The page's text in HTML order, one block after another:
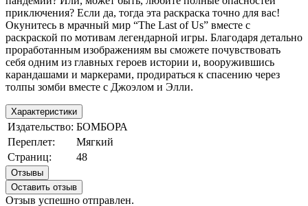
приключения? Если да, тогда эта раскраска точно для вас!
Окунитесь в мрачный мир “The Last of Us” вместе с
раскраской по мотивам легендарной игры. Благодаря детально
проработанным изображениям вы сможете почувствовать
себя одним из главных героев истории и, вооружившись
карандашами и маркерами, продираться к спасению через
толпы зомби вместе с Джоэлом и Элли.
Характеристики
Издательство: БОМБОРА
Переплет:
Мягкий
Страниц:
48
Отзывы
Оставить отзыв
Отзыв успешно отправлен.